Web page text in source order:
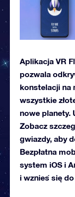
Aplikacja VR
pozwala
konstelacji na
wszystkie
nowe planety.
Zobacz
gwiazdy, aby
Bezpłatna
system iOS i
i wznieś się